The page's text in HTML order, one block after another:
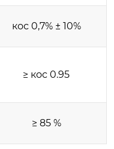
кос 0,7% ± 10%
≥ кос 0.95
≥ 85 %